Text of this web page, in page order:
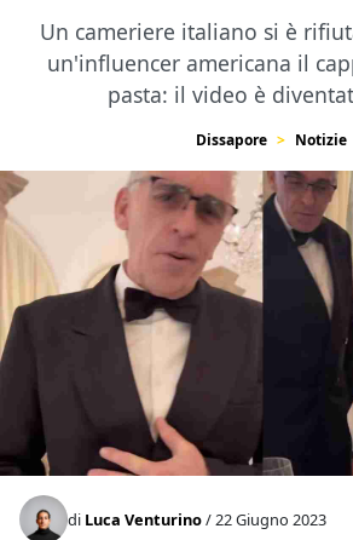
Un cameriere italiano si è
un'influencer americana il
pasta: il video è
Dissapore Notizie
di Luca Venturino/ 22 Giugno 2023